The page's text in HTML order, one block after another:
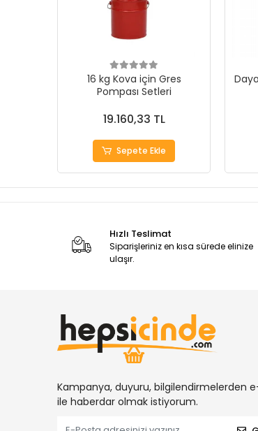
16 kg Kova için Gres
Pompası Setleri
19.160,33 TL
Sepete Ekle
Hızlı Teslimat
Siparişleriniz en kısa sürede elinize
ulaşır.
Kampanya, duyuru, bilgilendirmelerden
ile haberdar olmak istiyorum.